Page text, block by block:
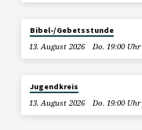
Bibel-/Gebetsstunde
13. August 2026
Do. 19:00 Uhr
Jugendkreis
13. August 2026
Do. 19:00 Uhr